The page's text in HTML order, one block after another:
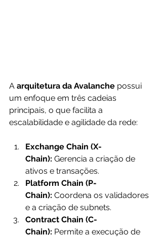
A arquitetura da Avalanche possui
um enfoque em três cadeias
principais, o que facilita a
escalabilidade e agilidade da rede:
Exchange Chain (X-
Chain): Gerencia a criação de
ativos e transações.
Platform Chain (P-
Chain): Coordena os validadores
e a criação de subnets.
Contract Chain (C-
Chain): Permite a execução de